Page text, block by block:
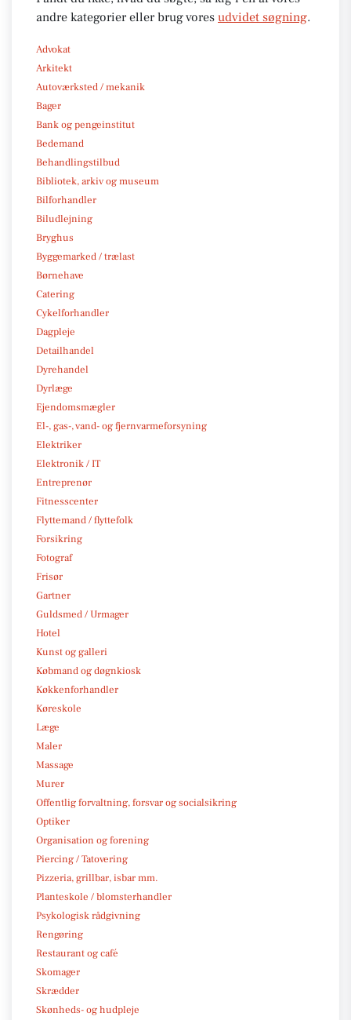
andre kategorier eller brug vores udvidet søgning.
Advokat
Arkitekt
Autoværksted / mekanik
Bager
Bank og pengeinstitut
Bedemand
Behandlingstilbud
Bibliotek, arkiv og museum
Bilforhandler
Biludlejning
Bryghus
Byggemarked / trælast
Børnehave
Catering
Cykelforhandler
Dagpleje
Detailhandel
Dyrehandel
Dyrlæge
Ejendomsmægler
El-, gas-, vand- og fjernvarmeforsyning
Elektriker
Elektronik / IT
Entreprenør
Fitnesscenter
Flyttemand / flyttefolk
Forsikring
Fotograf
Frisør
Gartner
Guldsmed / Urmager
Hotel
Kunst og galleri
Købmand og døgnkiosk
Køkkenforhandler
Køreskole
Læge
Maler
Massage
Murer
Offentlig forvaltning, forsvar og socialsikring
Optiker
Organisation og forening
Piercing / Tatovering
Pizzeria, grillbar, isbar mm.
Planteskole / blomsterhandler
Psykologisk rådgivning
Rengøring
Restaurant og café
Skomager
Skrædder
Skønheds- og hudpleje